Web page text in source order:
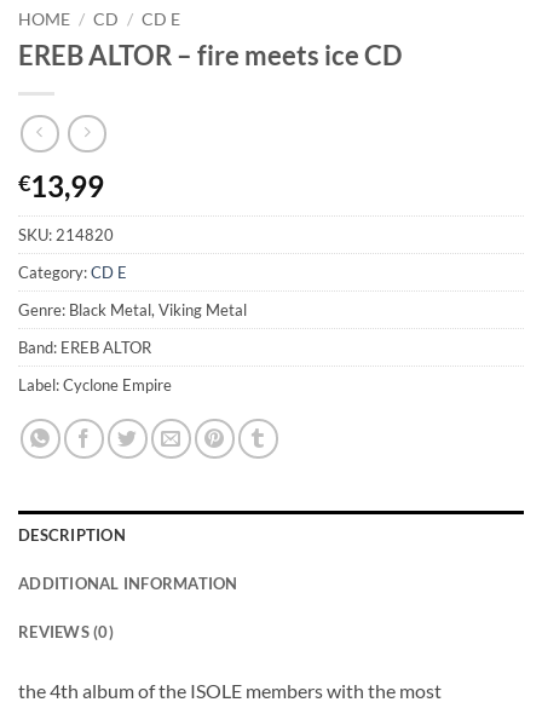
HOME / CD / CD E
EREB ALTOR – fire meets ice CD
€13,99
SKU:214820
Category:CD E
Genre: Black Metal, Viking Metal
Band: EREB ALTOR
Label: Cyclone Empire
DESCRIPTION
ADDITIONAL INFORMATION
REVIEWS (0)
the 4th album of the ISOLE members with the most